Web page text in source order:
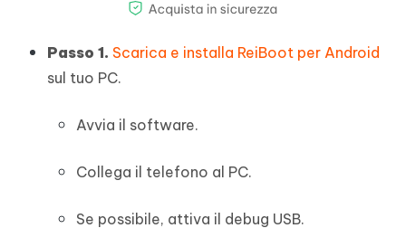
Passo 1. Scarica e installa ReiBoot per Android
sul tuo PC.
Avvia il software.
Collega il telefono al PC.
Se possibile, attiva il debug USB.